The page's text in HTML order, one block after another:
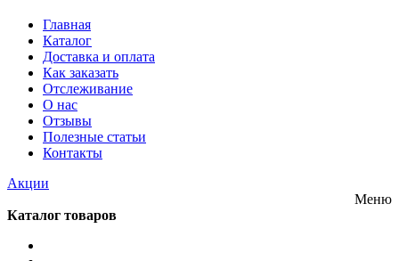
Главная
Каталог
Доставка и оплата
Как заказать
Отслеживание
О нас
Отзывы
Полезные статьи
Контакты
Акции
Меню
Каталог товаров